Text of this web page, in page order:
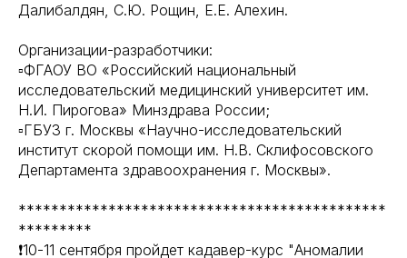
Далибалдян, С.Ю. Рощин, Е.Е. Алехин.
Организации-разработчики:
▫️ФГАОУ ВО «Российский национальный
исследовательский медицинский университет им.
Н.И. Пирогова» Минздрава России;
▫️ГБУЗ г. Москвы «Научно-исследовательский
институт скорой помощи им. Н.В. Склифосовского
Департамента здравоохранения г. Москвы».
*********************************************
*********
❗️10-11 сентября пройдет кадавер-курс "Аномалии